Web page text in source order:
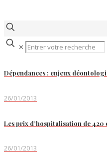
✕
Dépendances : enjeux
26/01/2013
Les prix d’hospitalisation de
26/01/2013